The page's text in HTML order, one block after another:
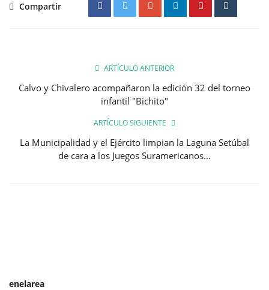
Compartir
ARTÍCULO ANTERIOR
Calvo y Chivalero acompañaron la edición 32 del torneo
infantil "Bichito"
ARTÍCULO SIGUIENTE
La Municipalidad y el Ejército limpian la Laguna Setúbal
de cara a los Juegos Suramericanos...
enelarea